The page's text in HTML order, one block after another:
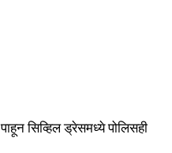
सिव्हिल ड्रेसमध्ये पोलिसही